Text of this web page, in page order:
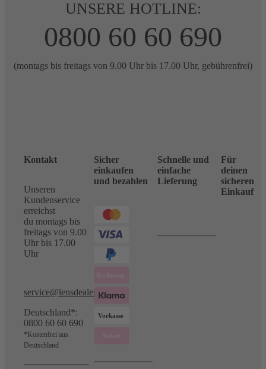
UNSERE HOTLINE:
0800 60 60 690
(montags bis freitags von 9.00 Uhr bis 17.00 Uhr, gebührenfrei)
Kontakt
Unseren
Kundenservice
erreichst
du montags bis
freitags von 9.00
Uhr bis 17.00
Uhr
service@lensdealer.com
Deutschland*:
0800 60 60 690
*Kostenfrei aus
Deutschland
Sicher
einkaufen
und bezahlen
Schnelle und
einfache
Lieferung
Für
deinen
sicheren
Einkauf